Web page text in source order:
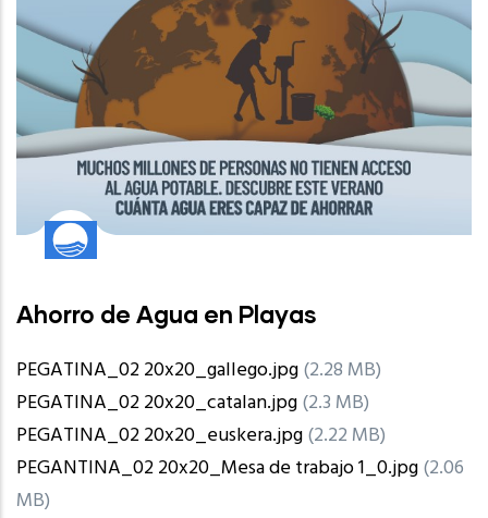
Ahorro de Agua en Playas
PEGATINA_02 20x20_gallego.jpg(2.28 MB)
PEGATINA_02 20x20_catalan.jpg(2.3 MB)
PEGATINA_02 20x20_euskera.jpg(2.22 MB)
PEGANTINA_02 20x20_Mesa de trabajo 1_0.jpg(2.06
MB)